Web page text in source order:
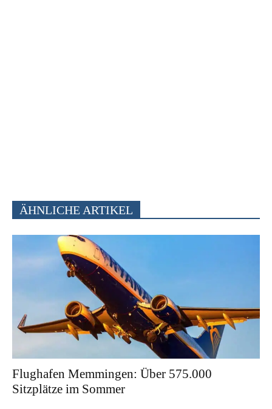
ÄHNLICHE ARTIKEL
Flughafen Memmingen: Über 575.000
Sitzplätze im Sommer